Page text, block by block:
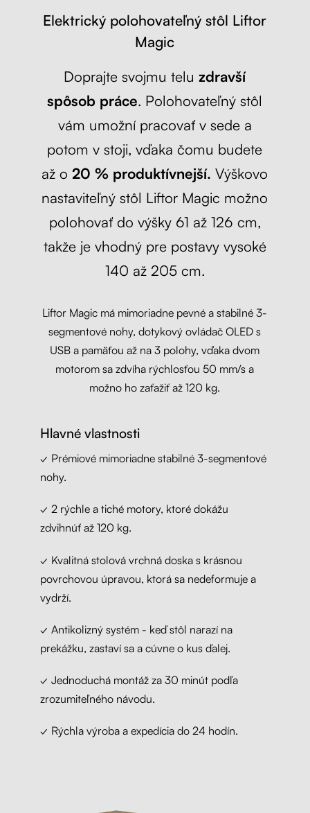
Elektrický polohovateľný stôl Liftor
Magic
Doprajte svojmu teluzdravší
spôsob práce. Polohovateľný stôl
vám umožní pracovať v sede a
potom v stoji, vďaka čomu budete
až o20 % produktívnejší. Výškovo
nastaviteľný stôl Liftor Magic možno
polohovať do výšky 61 až 126 cm,
takže je vhodný pre postavy vysoké
140 až 205 cm.
Liftor Magic má mimoriadne pevné a stabilné 3-
segmentové nohy, dotykový ovládač OLED s
USB a pamäťou až na 3 polohy, vďaka dvom
motorom sa zdvíha rýchlosťou 50 mm/s a
možno ho zaťažiť až 120 kg.
Hlavné vlastnosti
✓ Prémiové mimoriadne stabilné 3-segmentové
nohy.
✓ 2 rýchle a tiché motory, ktoré dokážu
zdvihnúť až 120 kg.
✓ Kvalitná stolová vrchná doska s krásnou
povrchovou úpravou, ktorá sa nedeformuje a
vydrží.
✓ Antikolizný systém - keď stôl narazí na
prekážku, zastaví sa a cúvne o kus ďalej.
✓ Jednoduchá montáž za 30 minút podľa
zrozumiteľného návodu.
✓ Rýchla výroba a expedícia do 24 hodín.